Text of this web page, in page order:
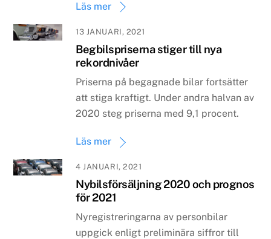
Läs mer
13 JANUARI, 2021
Begbilspriserna stiger till nya
rekordnivåer
Priserna på begagnade bilar fortsätter
att stiga kraftigt. Under andra halvan av
2020 steg priserna med 9,1 procent.
Läs mer
4 JANUARI, 2021
Nybilsförsäljning 2020 och prognos
för 2021
Nyregistreringarna av personbilar
uppgick enligt preliminära siffror till